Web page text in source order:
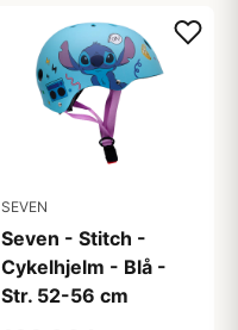
SEVEN
Seven - Stitch -
Cykelhjelm - Blå -
Str. 52-56 cm